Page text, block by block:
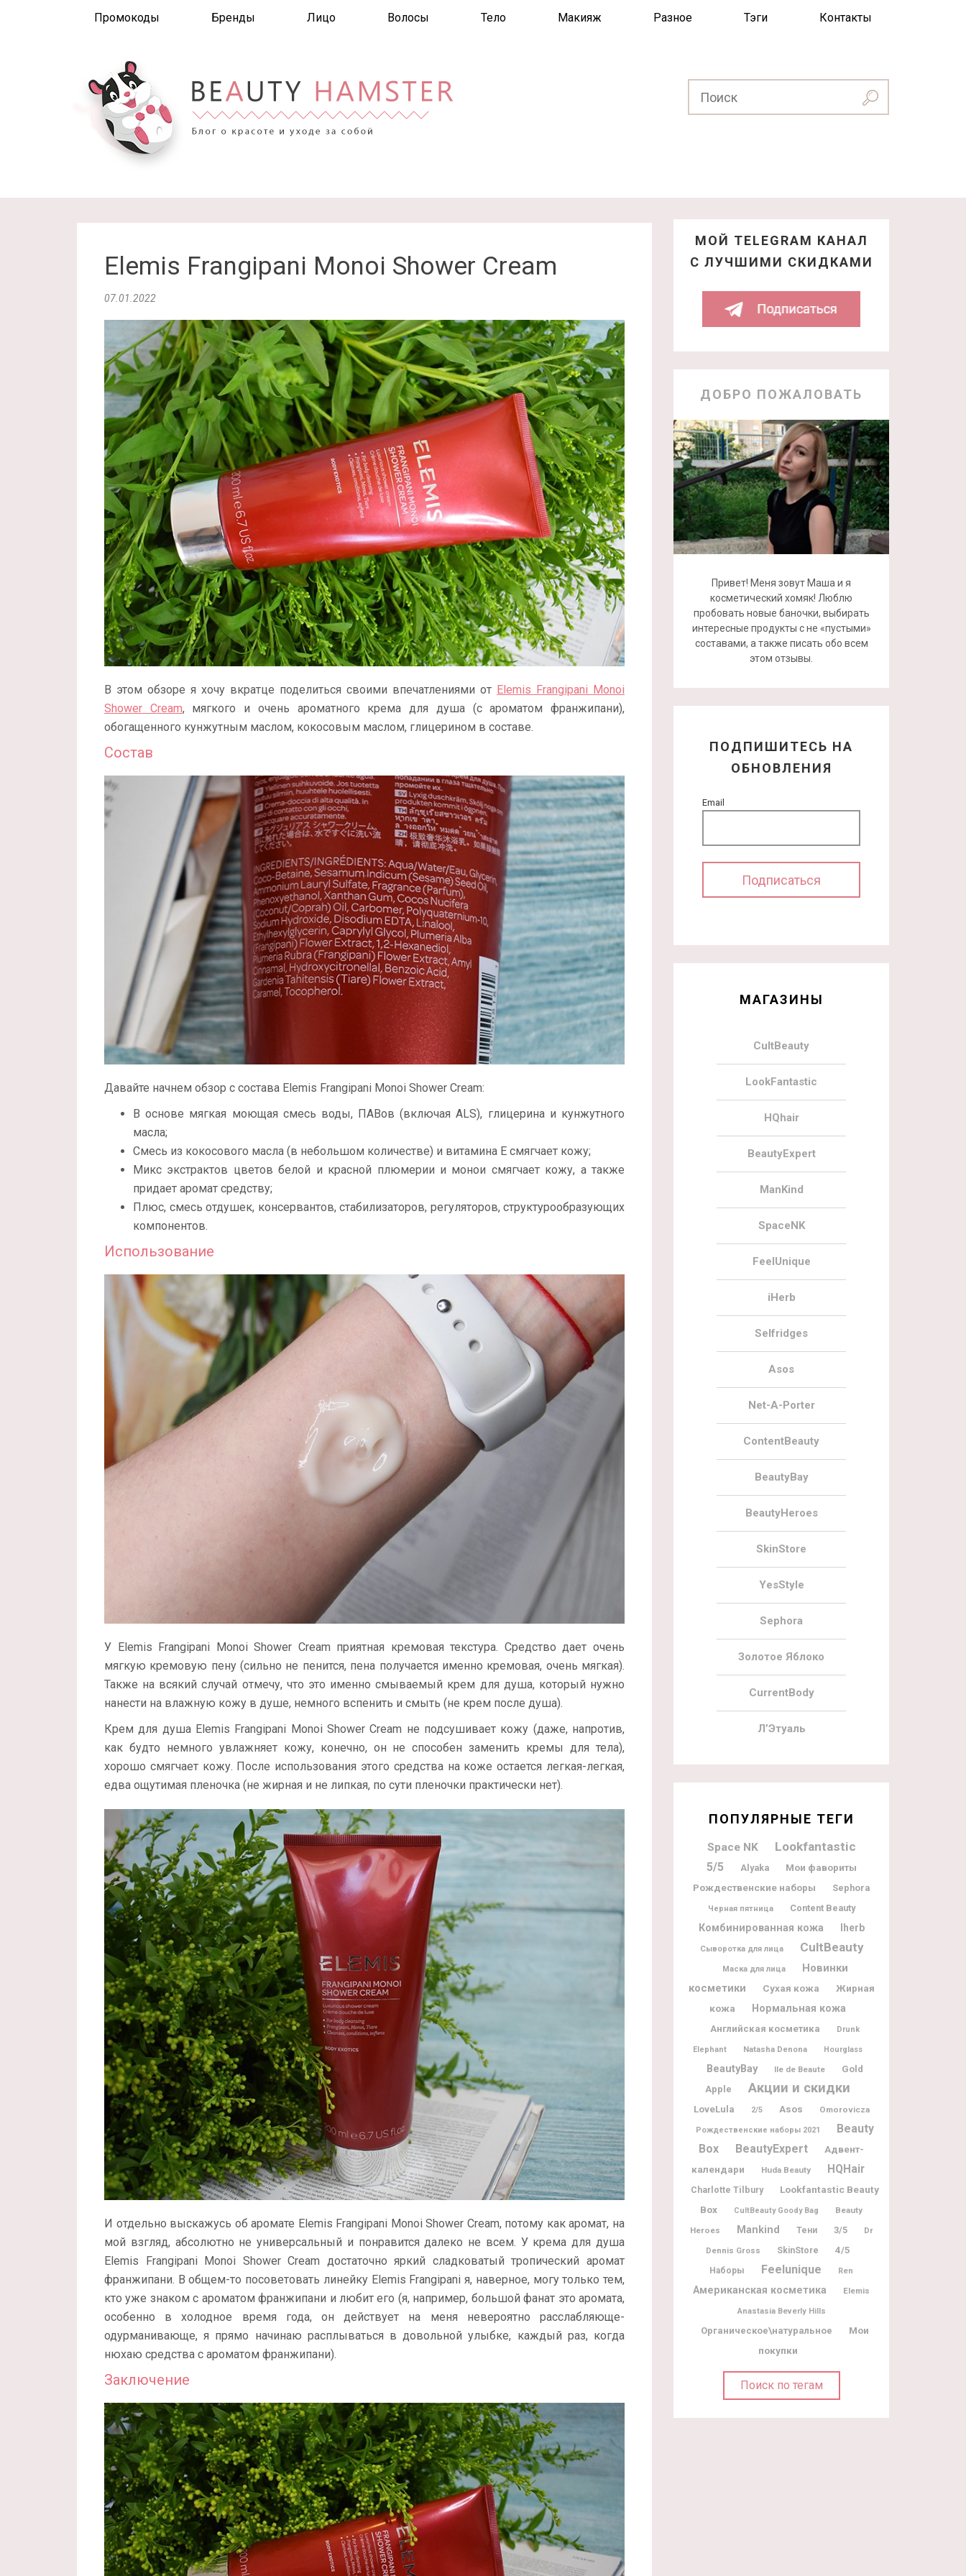
Промокоды Бренды Лицо Волосы Тело Макияж Разное Тэги Контакты
Elemis Frangipani Monoi Shower Cream
07.01.2022
В этом обзоре я хочу вкратце поделиться своими впечатлениями от Elemis Frangipani Monoi
Shower Cream, мягкого и очень ароматного крема для душа (с ароматом франжипани),
обогащенного кунжутным маслом, кокосовым маслом, глицерином в составе.
Состав
Давайте начнем обзор с состава Elemis Frangipani Monoi Shower Cream:
В основе мягкая моющая смесь воды, ПАВов (включая ALS), глицерина и кунжутного
масла;
Смесь из кокосового масла (в небольшом количестве) и витамина Е смягчает кожу;
Микс экстрактов цветов белой и красной плюмерии и монои смягчает кожу, а также
придает аромат средству;
Плюс, смесь отдушек, консервантов, стабилизаторов, регуляторов, структурообразующих
компонентов.
Использование
У Elemis Frangipani Monoi Shower Cream приятная кремовая текстура. Средство дает очень
мягкую кремовую пену (сильно не пенится, пена получается именно кремовая, очень мягкая).
Также на всякий случай отмечу, что это именно смываемый крем для душа, который нужно
нанести на влажную кожу в душе, немного вспенить и смыть (не крем после душа).
Крем для душа Elemis Frangipani Monoi Shower Cream не подсушивает кожу (даже, напротив,
как будто немного увлажняет кожу, конечно, он не способен заменить кремы для тела),
хорошо смягчает кожу. После использования этого средства на коже остается легкая-легкая,
едва ощутимая пленочка (не жирная и не липкая, по сути пленочки практически нет).
И отдельно выскажусь об аромате Elemis Frangipani Monoi Shower Cream, потому как аромат, на
мой взгляд, абсолютно не универсальный и понравится далеко не всем. У крема для душа
Elemis Frangipani Monoi Shower Cream достаточно яркий сладковатый тропический аромат
франжипани. В общем-то посоветовать линейку Elemis Frangipani я, наверное, могу только тем,
кто уже знаком с ароматом франжипани и любит его (я, например, большой фанат это аромата,
особенно в холодное время года, он действует на меня невероятно расслабляюще-
одурманивающе, я прямо начинаю расплываться в довольной улыбке, каждый раз, когда
нюхаю средства с ароматом франжипани).
Заключение
МОЙ TELEGRAM КАНАЛ
С ЛУЧШИМИ СКИДКАМИ
ДОБРО ПОЖАЛОВАТЬ
Привет! Меня зовут Маша и я
косметический хомяк! Люблю
пробовать новые баночки, выбирать
интересные продукты с не «пустыми»
составами, а также писать обо всем
этом отзывы.
ПОДПИШИТЕСЬ НА
ОБНОВЛЕНИЯ
Email
МАГАЗИНЫ
CultBeauty
LookFantastic
HQhair
BeautyExpert
ManKind
SpaceNK
FeelUnique
iHerb
Selfridges
Asos
Net-A-Porter
ContentBeauty
BeautyBay
BeautyHeroes
SkinStore
YesStyle
Sephora
Золотое Яблоко
CurrentBody
Л’Этуаль
ПОПУЛЯРНЫЕ ТЕГИ
Space NK Lookfantastic
5/5 Alyaka
Мои фавориты
Рождественские наборы
Sephora
Черная пятница Content Beauty
Комбинированная кожа Iherb
Сыворотка для лица CultBeauty
Маска для лица
Новинки
косметики
Сухая кожа
Жирная
кожа
Нормальная кожа
Английская косметика Drunk
Elephant Natasha Denona Hourglass
BeautyBay Ile de Beaute
Gold
Apple
Акции и скидки
LoveLula 2/5 Asos Omorovicza
Рождественские наборы 2021
Beauty
Box
BeautyExpert
Адвент-
календари
Huda Beauty HQHair
Charlotte Tilbury
Lookfantastic Beauty
Box
CultBeauty Goody Bag
Beauty
Heroes
Mankind Тени 3/5
Dr
Dennis Gross
SkinStore 4/5
Наборы Feelunique Ren
Американская косметика Elemis
Anastasia Beverly Hills
Органическое\натуральное
Мои
покупки
Поиск по тегам